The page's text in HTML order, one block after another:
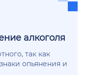
алкоголя
так как
опьянения и